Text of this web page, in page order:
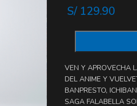
S/129.90
VEN Y APROVECHA
DEL ANIME Y
BANPRESTO,
SAGA FALABELLA